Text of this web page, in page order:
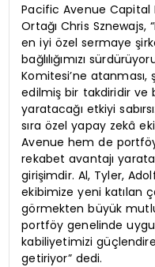
Pacific Avenue Capital
Ortağı Chris Sznewajs,
en iyi özel sermaye
bağlılığımızı
Komitesi’ne atanması,
edilmiş bir takdiridir ve
yaratacağı etkiyi
sıra özel yapay zekâ
Avenue hem de
rekabet avantajı
girişimdir. Al, Tyler,
ekibimize yeni katılan
görmekten büyük
portföy genelinde
kabiliyetimizi
getiriyor” dedi.